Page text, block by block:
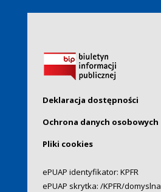
Deklaracja dostępności
Ochrona danych osobowych
Pliki cookies
ePUAP identyfikator: KPFR
ePUAP skrytka: /KPFR/domyslna